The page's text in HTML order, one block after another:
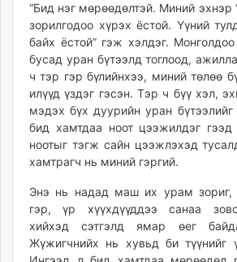
shuud.mn
eagle.mn
ergelt.mn
zarig.mn
today.mn
zuv.mn
mminfo.mn
ugluu.mn
asu.mn
shudarga.mn
“Бид нэг мөрөөдөлтэй. Миний эхнэр
зорилгодоо хүрэх ёстой. Үүний
байх ёстой” гэж хэлдэг.
бусад уран бүтээлд тоглоод,
ч тэр гэр бүлийнхээ, миний төлөө
илүүд үздэг гэсэн. Тэр ч бүү хэл,
мэдэх бүх дуурийн уран
бид хамтдаа ноот цээжилдэг
ноотыг тэгж сайн цээжлэхэд
хамтрагч нь миний гэргий.
Энэ нь надад маш их урам зориг,
гэр, үр хүүхдүүддээ санаа
хийхэд сэтгэлд ямар өег
Жүжигчнийх нь хувьд би түүнийг